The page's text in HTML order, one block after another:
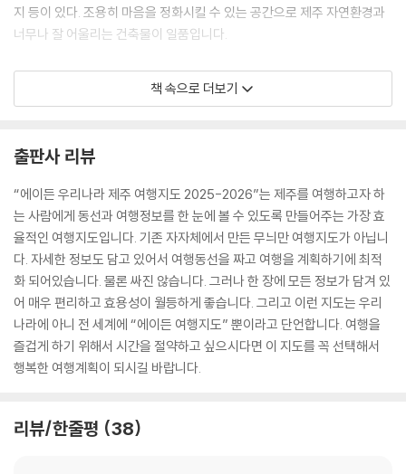
PREVIEW 한림읍
TRAVEL PLAN 한림읍
TRAVEL PLAN 애월읍
애월읍 지도
TIME LINE 애월읍
지 등이 있다. 조용히 마음을 정화시킬 수 있는 공간으로 제주 자연환경과
너무나 잘 어울리는 건축물이 일품입니다.
절물자연휴양림
삼나무 숲을 산책할 수 있는 다양한 시설이 갖춰진 천연림. 절물, '절 옆에
항파두리 항몽유적지
몽골의 침입시 삼별초가 최후까지 항전한 곳. 전라도 전투에서 패하여 제
주도로 건너와 이곳에 향파두성을 쌓음, 근처에 방문객을 위하여 꽃을 심
어 놓음
안성리수국길
마을 비포장 양옆으로 풍성하게 꽃피운 수국. 안성리 998 [5,6,7월]
본태박물관
세계적인 건축가 안도타다오의 작품. 노출콘크리트와 빛 물이 조화롭게 어
표선해비치 해수욕장
책 속으로 더보기
출판사 리뷰
“에이든 우리나라 제주 여행지도 2025-2026”는 제주를 여행하고자 하
는 사람에게 동선과 여행정보를 한 눈에 볼 수 있도록 만들어주는 가장 효
율적인 여행지도입니다. 기존 자자체에서 만든 무늬만 여행지도가 아닙니
다. 자세한 정보도 담고 있어서 여행동선을 짜고 여행을 계획하기에 최적
화 되어있습니다. 물론 싸진 않습니다. 그러나 한 장에 모든 정보가 담겨 있
어 매우 편리하고 효용성이 월등하게 좋습니다. 그리고 이런 지도는 우리
나라에 아니 전 세계에 “에이든 여행지도” 뿐이라고 단언합니다. 여행을
즐겁게 하기 위해서 시간을 절약하고 싶으시다면 이 지도를 꼭 선택해서
행복한 여행계획이 되시길 바랍니다.
리뷰/한줄평 38